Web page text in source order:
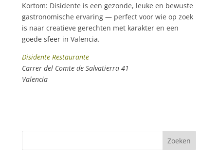
Kortom: Disidente is een gezonde, leuke en bewuste
gastronomische ervaring — perfect voor wie op zoek
is naar creatieve gerechten met karakter en een
goede sfeer in Valencia.
Disidente Restaurante
Carrer del Comte de Salvatierra 41
Valencia